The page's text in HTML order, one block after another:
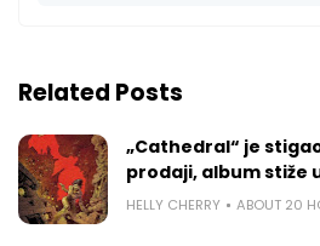
Related Posts
„Cathedral“ je
prodaji, album stiže
HELLY CHERRY ABOUT 20